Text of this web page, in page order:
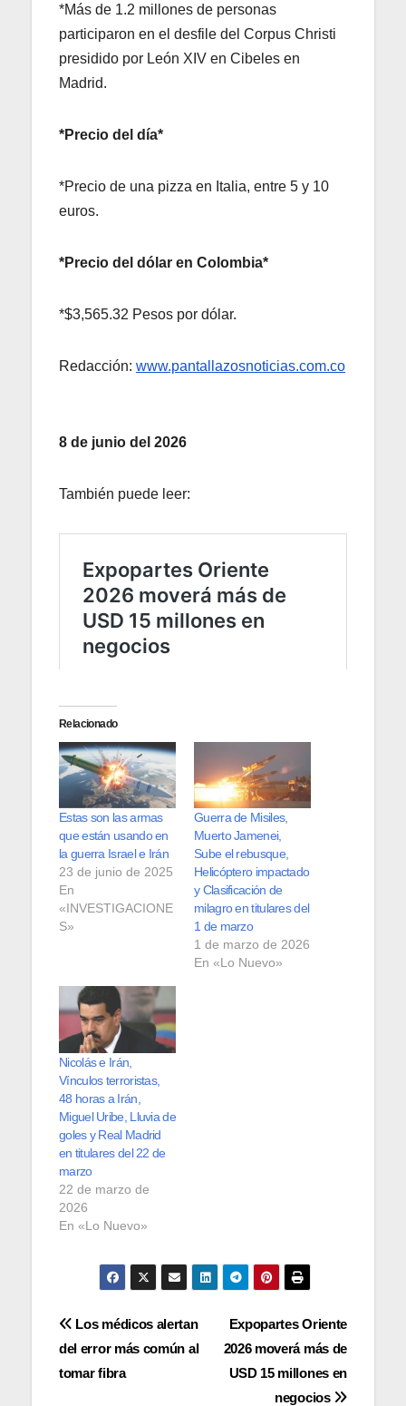
*Más de 1.2 millones de personas
participaron en el desfile del Corpus Christi
presidido por León XIV en Cibeles en
Madrid.
*Precio del día*
*Precio de una pizza en Italia, entre 5 y 10
euros.
*Precio del dólar en Colombia*
*$3,565.32 Pesos por dólar.
Redacción: www.pantallazosnoticias.com.co
8 de junio del 2026
También puede leer:
Relacionado
Estas son las armas
que están usando en
la guerra Israel e Irán
23 de junio de 2025
En
«INVESTIGACIONE
S»
Guerra de Misiles,
Muerto Jamenei,
Sube el rebusque,
Helicóptero impactado
y Clasificación de
milagro en titulares del
1 de marzo
1 de marzo de 2026
En «Lo Nuevo»
Nicolás e Irán,
Vínculos terroristas,
48 horas a Irán,
Miguel Uribe, Lluvia de
goles y Real Madrid
en titulares del 22 de
marzo
22 de marzo de
2026
En «Lo Nuevo»
Navegación
de
Expopartes Oriente
2026 moverá más de
USD 15 millones en
negocios
Los médicos alertan
del error más común al
tomar fibra